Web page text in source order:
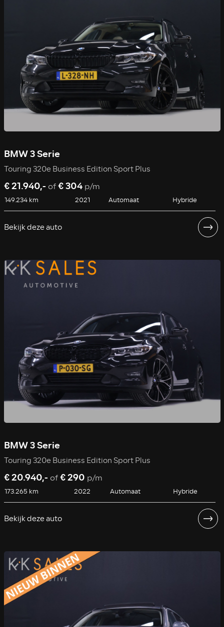
BMW 3 Serie
Touring 320e Business Edition Sport Plus
€ 21.940,- of€ 304 p/m
149.234 km 2021 Automaat Hybride
Bekijk deze auto
BMW 3 Serie
Touring 320e Business Edition Sport Plus
€ 20.940,- of€ 290 p/m
173.265 km 2022 Automaat Hybride
Bekijk deze auto